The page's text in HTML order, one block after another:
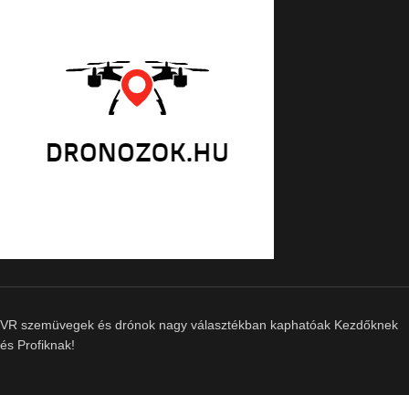
VR szemüvegek és drónok nagy választékban kaphatóak Kezdőknek
és Profiknak!